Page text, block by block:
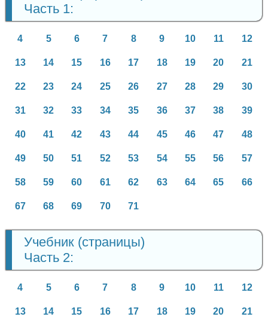
Часть 1:
4 5 6 7 8 9 10 11 12
13 14 15 16 17 18 19 20 21
22 23 24 25 26 27 28 29 30
31 32 33 34 35 36 37 38 39
40 41 42 43 44 45 46 47 48
49 50 51 52 53 54 55 56 57
58 59 60 61 62 63 64 65 66
67 68 69 70 71
Учебник (страницы)
Часть 2:
4 5 6 7 8 9 10 11 12
13 14 15 16 17 18 19 20 21